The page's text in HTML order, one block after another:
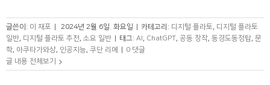
글쓴이: 이 재포 2024년 2월 6일. 화요일 카테고리: 디지털 플라토, 디지털 플라토
일반, 디지털 플라토 추천, 소요 일반 태그: AI , ChatGPT, 공동 창작, 동경도동정탑, 문
학, 아쿠타가와상, 인공지능, 쿠단 리에
0 댓글
글 내용 전체보기